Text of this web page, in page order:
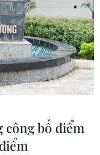
Vietnam+)
bố điểm